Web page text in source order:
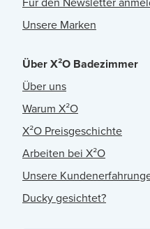
Unsere Marken
Über X²O Badezimmer
Über uns
Warum X²O
X²O Preisgeschichte
Arbeiten bei X²O
Unsere
Ducky gesichtet?